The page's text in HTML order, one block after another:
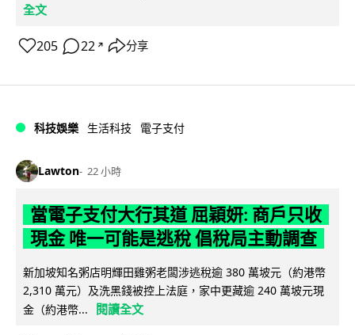
全文
205 22 ↗ 分享
科技娛樂 生活科技 電子支付
Lawton 22 小時
當電子支付大行其道 屈穎妍: 商戶只收
現金 唯一可能是逃稅 倡稅局主動調查
新加坡知名粥店明輝田雞粥老闆涉逃稅逾 380 萬坡元（約港幣
2,310 萬元）及洗黑錢被控上法庭，家中更藏逾 240 萬坡元現
金（約港幣...
閱讀全文